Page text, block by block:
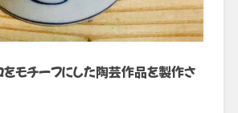
をモチーフにした陶芸作品を製作さ